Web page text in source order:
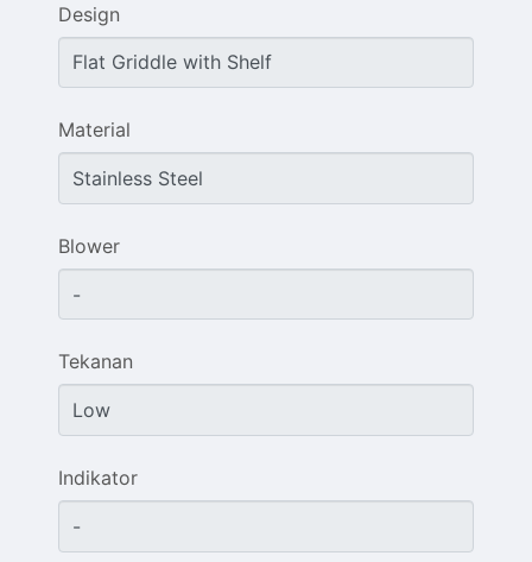
Design
Material
Blower
Tekanan
Indikator